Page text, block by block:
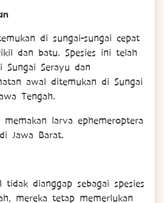
di sungai-sungai cepat
dan batu. Spesies ini telah
Sungai Serayu dan
awal ditemukan di Sungai
Tengah.
larva ephemeroptera
Jawa Barat.
dianggap sebagai spesies
mereka tetap memerlukan